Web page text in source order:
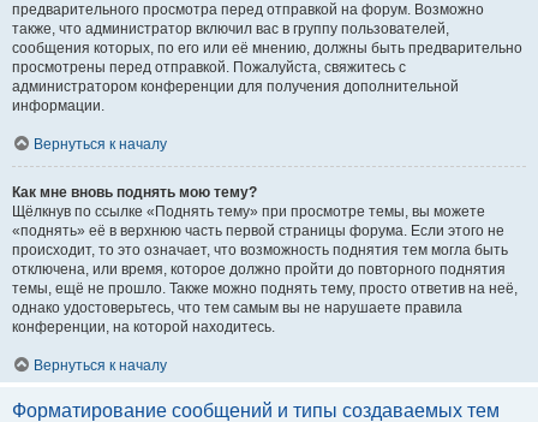
предварительного просмотра перед отправкой на форум. Возможно
также, что администратор включил вас в группу пользователей,
сообщения которых, по его или её мнению, должны быть предварительно
просмотрены перед отправкой. Пожалуйста, свяжитесь с
администратором конференции для получения дополнительной
информации.
Вернуться к началу
Как мне вновь поднять мою тему?
Щёлкнув по ссылке «Поднять тему» при просмотре темы, вы можете
«поднять» её в верхнюю часть первой страницы форума. Если этого не
происходит, то это означает, что возможность поднятия тем могла быть
отключена, или время, которое должно пройти до повторного поднятия
темы, ещё не прошло. Также можно поднять тему, просто ответив на неё,
однако удостоверьтесь, что тем самым вы не нарушаете правила
конференции, на которой находитесь.
Вернуться к началу
Форматирование сообщений и типы создаваемых тем